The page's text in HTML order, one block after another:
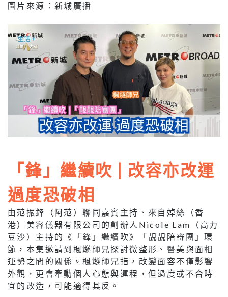
圖片來源：新城廣播
「鋒」繼續吹 | 改容亦改運
過度恐破相
由范振鋒（阿范）聯同嘉賓主持、來自婥絲（香
港）美容儀器有限公司的創辦人Nicole Lam（高力
豆沙）主持的《「鋒」繼續吹》「靚靚陪審團」環
節，本集邀請到楓燧師兄探討微整形、醫美與面相
運勢之間的關係。楓燧師兄指，改變面容不僅影響
外觀，更會牽動個人心態與運程，但過度或不合時
宜的改造，可能適得其反。